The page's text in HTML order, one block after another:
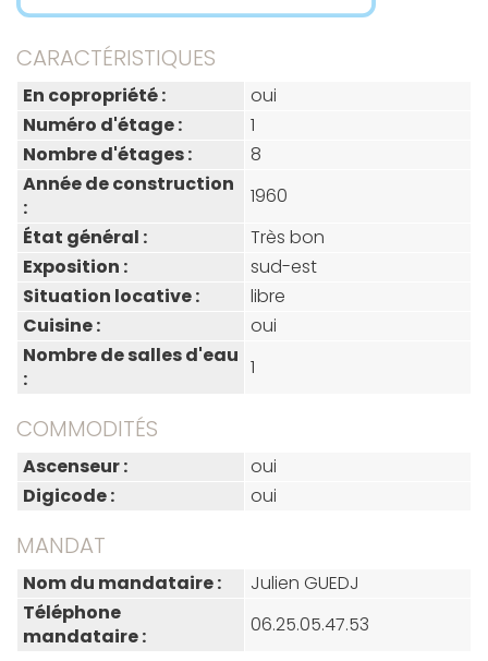
CARACTÉRISTIQUES
En copropriété :
oui
Numéro d'étage :
1
Nombre d'étages :
8
Année de construction
:
1960
État général :
Très bon
Exposition :
sud-est
Situation locative :
libre
Cuisine :
oui
Nombre de salles d'eau
:
1
COMMODITÉS
Ascenseur :
oui
Digicode :
oui
MANDAT
Nom du mandataire :
Julien GUEDJ
Téléphone
mandataire :
06.25.05.47.53